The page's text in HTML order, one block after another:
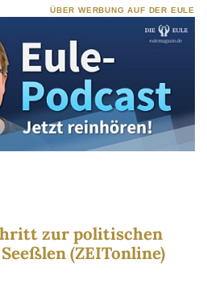
ÜBER WERBUNG AUF DER EULE
zur politischen
(ZEITonline)